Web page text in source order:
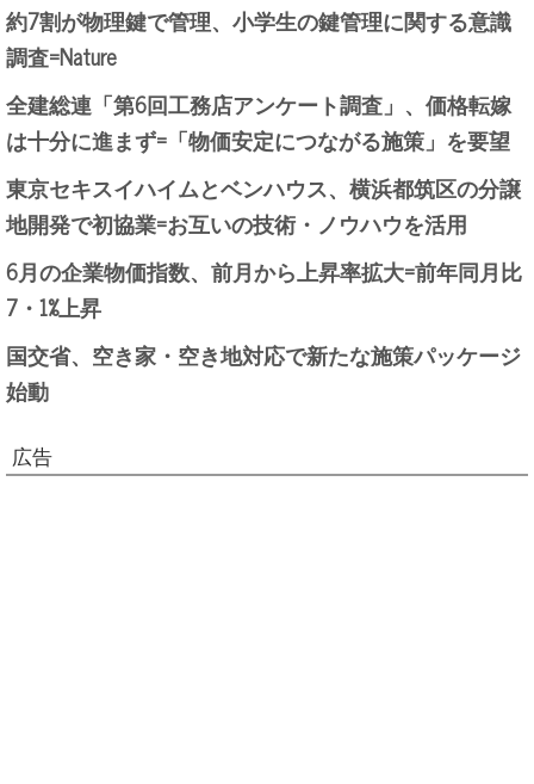
約7割が物理鍵で管理、小学生の鍵管理に関する意識
調査=Nature
全建総連「第6回工務店アンケート調査」、価格転嫁
は十分に進まず=「物価安定につながる施策」を要望
東京セキスイハイムとベンハウス、横浜都筑区の分譲
地開発で初協業=お互いの技術・ノウハウを活用
6月の企業物価指数、前月から上昇率拡大=前年同月比
7・1%上昇
国交省、空き家・空き地対応で新たな施策パッケージ
始動
広告